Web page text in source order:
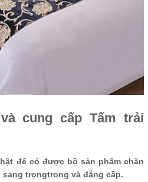
cung cấp Tấm trải
để có được bộ sản phẩm chăn
trọngtrong và đẳng cấp.